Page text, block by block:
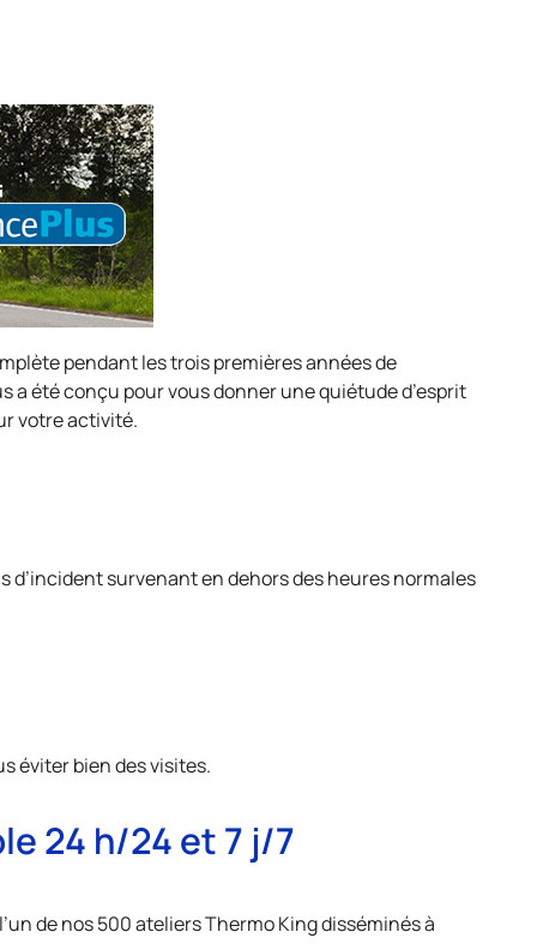
pendant les trois premières années de
été conçu pour vous donner une quiétude d’esprit
votre activité.
d’incident survenant en dehors des heures normales
éviter bien des visites.
24 h/24 et 7 j/7
de nos 500 ateliers Thermo King disséminés à